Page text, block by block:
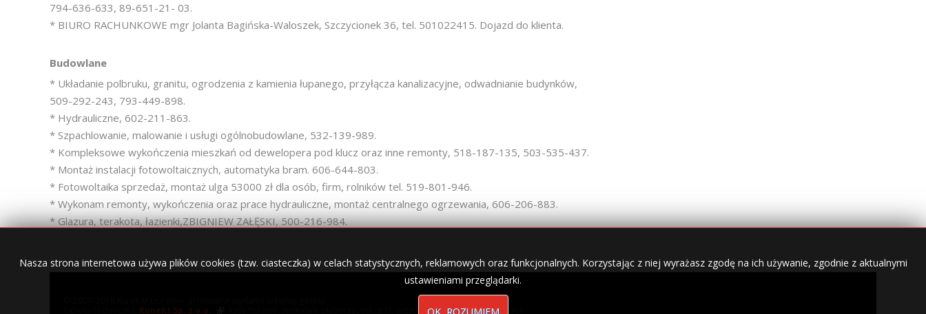
794-636-633, 89-651-21- 03.
* BIURO RACHUNKOWE mgr Jolanta Bagińska-Waloszek, Szczycionek 36, tel. 501022415. Dojazd do klienta.
Budowlane
* Układanie polbruku, granitu, ogrodzenia z kamienia łupanego, przyłącza kanalizacyjne, odwadnianie budynków,
509-292-243, 793-449-898.
* Hydrauliczne, 602-211-863.
* Szpachlowanie, malowanie i usługi ogólnobudowlane, 532-139-989.
* Kompleksowe wykończenia mieszkań od dewelopera pod klucz oraz inne remonty, 518-187-135, 503-535-437.
* Montaż instalacji fotowoltaicznych, automatyka bram. 606-644-803.
* Fotowoltaika sprzedaż, montaż ulga 53000 zł dla osób, firm, rolników tel. 519-801-946.
* Wykonam remonty, wykończenia oraz prace hydrauliczne, montaż centralnego ogrzewania, 606-206-883.
* Glazura, terakota, łazienki,ZBIGNIEW ZAŁĘSKI, 500-216-984.
Nasza strona internetowa używa plików cookies (tzw. ciasteczka) w celach statystycznych, reklamowych oraz funkcjonalnych. Korzystając z niej wyrażasz zgodę na ich używanie, zgodnie z aktualnymi
ustawieniami przeglądarki.
Konekt Sp. z o.o. - kasy fiskalne, terminale płatnicze, usługi IT, wizytówki w lokalnych domenach